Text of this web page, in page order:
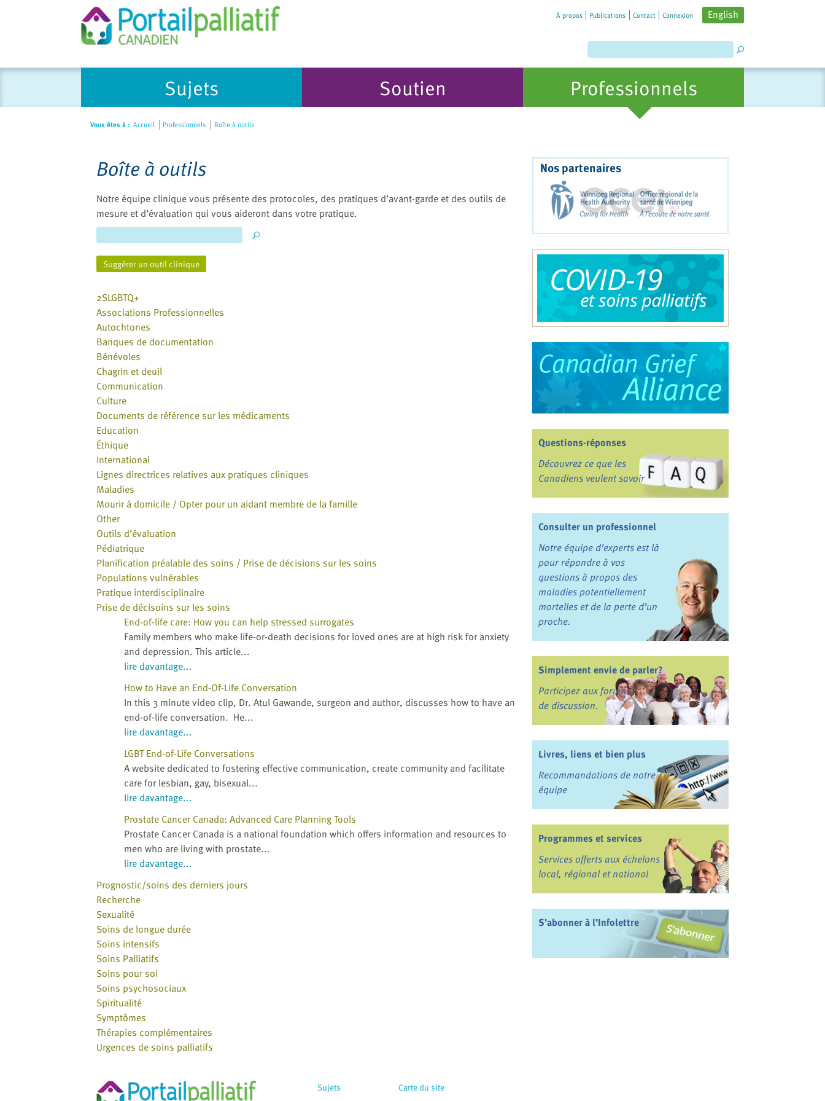
À propos Publications Contact Connexion English
Sujets Soutien Professionnels
Vous êtes à : Accueil Professionnels Boîte à outils
Boîte à outils
Notre équipe clinique vous présente des protocoles, des pratiques d’avant-garde et des outils de
mesure et d’évaluation qui vous aideront dans votre pratique.
Suggérer un outil clinique
2SLGBTQ+
Associations Professionnelles
Autochtones
Banques de documentation
Bénévoles
Chagrin et deuil
Communication
Culture
Documents de référence sur les médicaments
Education
Éthique
International
Lignes directrices relatives aux pratiques cliniques
Maladies
Mourir à domicile / Opter pour un aidant membre de la famille
Other
Outils d’évaluation
Pédiatrique
Planification préalable des soins / Prise de décisions sur les soins
Populations vulnérables
Pratique interdisciplinaire
Prise de décisoins sur les soins
End-of-life care: How you can help stressed surrogates
Family members who make life-or-death decisions for loved ones are at high risk for anxiety
and depression. This article...
lire davantage...
How to Have an End-Of-Life Conversation
In this 3 minute video clip, Dr. Atul Gawande, surgeon and author, discusses how to have an
end-of-life conversation. He...
lire davantage...
LGBT End-of-Life Conversations
A website dedicated to fostering effective communication, create community and facilitate
care for lesbian, gay, bisexual...
lire davantage...
Prostate Cancer Canada: Advanced Care Planning Tools
Prostate Cancer Canada is a national foundation which offers information and resources to
men who are living with prostate...
lire davantage...
Prognostic/soins des derniers jours
Recherche
Sexualité
Soins de longue durée
Soins intensifs
Soins Palliatifs
Soins pour soi
Soins psychosociaux
Spiritualité
Symptômes
Thérapies complémentaires
Urgences de soins palliatifs
Nos partenaires
Questions-réponses
Découvrez ce que les
Canadiens veulent savoir
Consulter un professionnel
Notre équipe d’experts est là
pour répondre à vos
questions à propos des
maladies potentiellement
mortelles et de la perte d’un
proche.
Simplement envie de parler?
Participez aux forums
de discussion.
Livres, liens et bien plus
Recommandations de notre
équipe
Programmes et services
Services offerts aux échelons
local, régional et national
S’abonner à l’Infolettre
Sujets Carte du site